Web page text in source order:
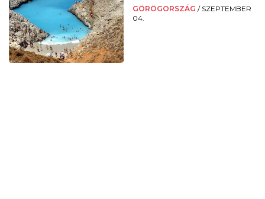
GÖRÖGORSZÁG / SZEPTEMBER
04.